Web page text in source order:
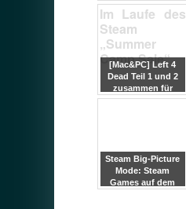
Im Laufe des
Steam
„Summer
Camp Sale“
[Mac&PC] Left 4
Dead Teil 1 und 2
zusammen für
unter 10€
Steam Big-Picture
Mode: Steam
Games auf dem